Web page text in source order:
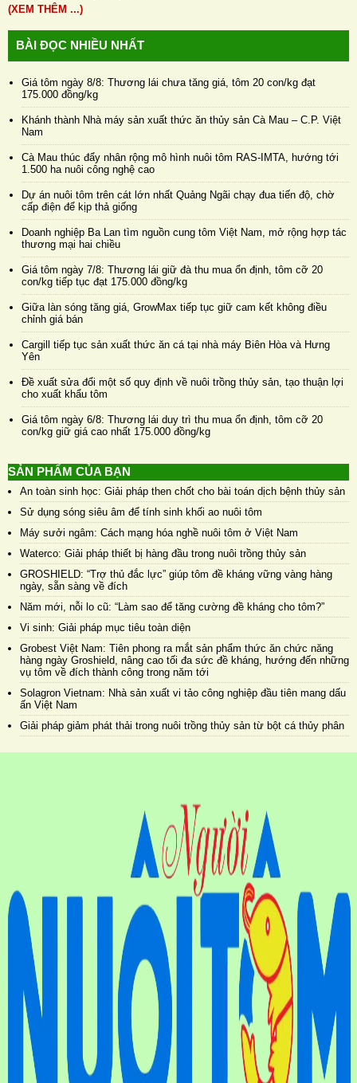
(XEM THÊM ...)
BÀI ĐỌC NHIỀU NHẤT
Giá tôm ngày 8/8: Thương lái chưa tăng giá, tôm 20 con/kg đạt
175.000 đồng/kg
Khánh thành Nhà máy sản xuất thức ăn thủy sản Cà Mau – C.P. Việt
Nam
Cà Mau thúc đẩy nhân rộng mô hình nuôi tôm RAS-IMTA, hướng tới
1.500 ha nuôi công nghệ cao
Dự án nuôi tôm trên cát lớn nhất Quảng Ngãi chạy đua tiến độ, chờ
cấp điện để kịp thả giống
Doanh nghiệp Ba Lan tìm nguồn cung tôm Việt Nam, mở rộng hợp tác
thương mại hai chiều
Giá tôm ngày 7/8: Thương lái giữ đà thu mua ổn định, tôm cỡ 20
con/kg tiếp tục đạt 175.000 đồng/kg
Giữa làn sóng tăng giá, GrowMax tiếp tục giữ cam kết không điều
chỉnh giá bán
Cargill tiếp tục sản xuất thức ăn cá tại nhà máy Biên Hòa và Hưng
Yên
Đề xuất sửa đổi một số quy định về nuôi trồng thủy sản, tạo thuận lợi
cho xuất khẩu tôm
Giá tôm ngày 6/8: Thương lái duy trì thu mua ổn định, tôm cỡ 20
con/kg giữ giá cao nhất 175.000 đồng/kg
SẢN PHẨM CỦA BẠN
An toàn sinh học: Giải pháp then chốt cho bài toán dịch bệnh thủy sản
Sử dụng sóng siêu âm để tính sinh khối ao nuôi tôm
Máy sưởi ngâm: Cách mạng hóa nghề nuôi tôm ở Việt Nam
Waterco: Giải pháp thiết bị hàng đầu trong nuôi trồng thủy sản
GROSHIELD: “Trợ thủ đắc lực” giúp tôm đề kháng vững vàng hàng
ngày, sẵn sàng về đích
Năm mới, nỗi lo cũ: “Làm sao để tăng cường đề kháng cho tôm?”
Vi sinh: Giải pháp mục tiêu toàn diện
Grobest Việt Nam: Tiên phong ra mắt sản phẩm thức ăn chức năng
hàng ngày Groshield, nâng cao tối đa sức đề kháng, hướng đến những
vụ tôm về đích thành công trong năm tới
Solagron Vietnam: Nhà sản xuất vi tảo công nghiệp đầu tiên mang dấu
ấn Việt Nam
Giải pháp giảm phát thải trong nuôi trồng thủy sản từ bột cá thủy phân